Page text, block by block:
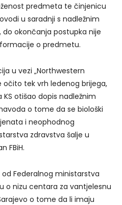
predmeta te činjenicu
u saradnji s nadležnim
do okončanja postupka nije
o predmetu.
u vezi „Northwestern
očito tek vrh ledenog brijega,
otišao dopis nadležnim
o tome da se biološki
i neophodnog
zdravstva šalje u
FBiH.
od Federalnog ministarstva
o nizu centara za vantjelesnu
o tome da li imaju